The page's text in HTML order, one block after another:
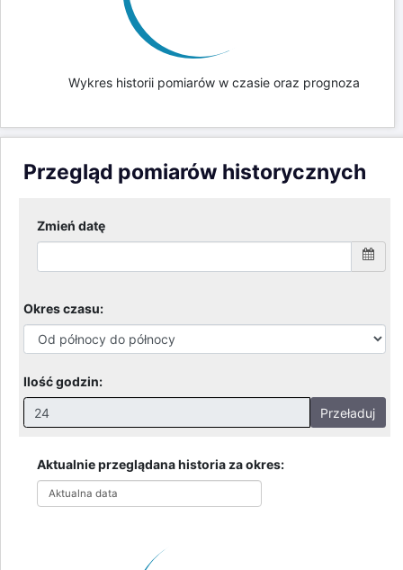
Wykres historii pomiarów w czasie oraz prognoza
Przegląd pomiarów historycznych
Zmień datę
Okres czasu:
Ilość godzin:
Przeładuj
Aktualnie przeglądana historia za okres:
Data:
od 06-08-26 00:00
Data:do 06-08-26 23:59